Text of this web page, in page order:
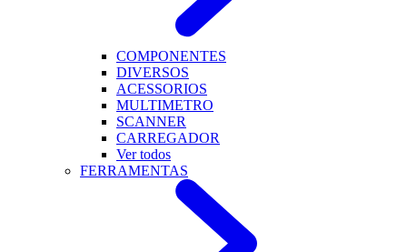
COMPONENTES
DIVERSOS
ACESSORIOS
MULTIMETRO
SCANNER
CARREGADOR
Ver todos
FERRAMENTAS